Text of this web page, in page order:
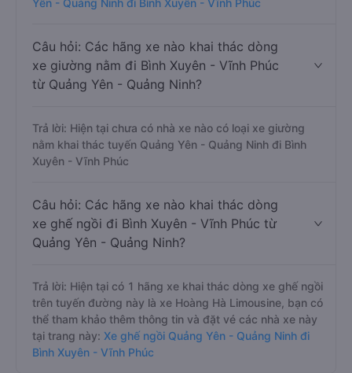
Yên - Quảng Ninh đi Bình Xuyên - Vĩnh Phúc
Câu hỏi: Các hãng xe nào khai thác dòng
xe giường nằm đi Bình Xuyên - Vĩnh Phúc
từ Quảng Yên - Quảng Ninh?
Trả lời: Hiện tại chưa có nhà xe nào có loại xe giường
nằm khai thác tuyến Quảng Yên - Quảng Ninh đi Bình
Xuyên - Vĩnh Phúc
Câu hỏi: Các hãng xe nào khai thác dòng
xe ghế ngồi đi Bình Xuyên - Vĩnh Phúc từ
Quảng Yên - Quảng Ninh?
Trả lời: Hiện tại có 1 hãng xe khai thác dòng xe ghế ngồi
trên tuyến đường này là xe Hoàng Hà Limousine, bạn có
thể tham khảo thêm thông tin và đặt vé các nhà xe này
tại trang này: Xe ghế ngồi Quảng Yên - Quảng Ninh đi
Bình Xuyên - Vĩnh Phúc